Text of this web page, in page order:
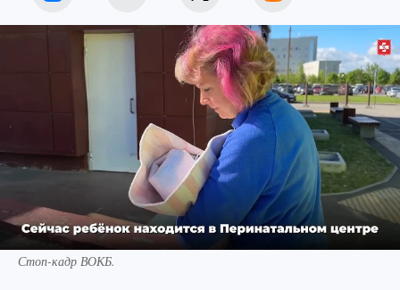
Стоп-кадр ВОКБ.